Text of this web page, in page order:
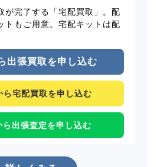
が完了する「宅配買取」。配
トもご用意。宅配キットは配
出張買取を申し込む
ら宅配買取を申し込む
ら出張査定を申し込む